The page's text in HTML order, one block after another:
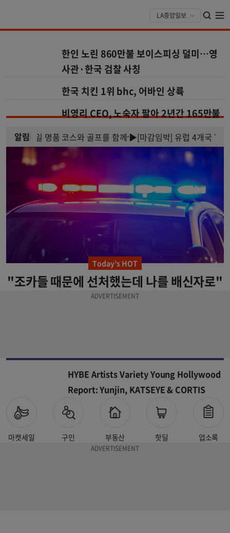
한인 노린 860만불 보이스피싱 덜미…영
사관·한국 검찰 사칭
한국 치킨 1위 bhc, 어바인 상륙
비영리 CEO, 노숙자 팔아 2년간 165만불
Today’s HOT
"조카들 때문에 선처했는데 나를 배신자로"
알림
8일 명품 코스와 골프를 함께▶[마감임박] 유럽 4개국 7박 8일
HYBE Artists Variety Young Hollywood
Report: Yunjin, KATSEYE & CORTIS
마켓세일 구인 부동산 핫딜 업소록